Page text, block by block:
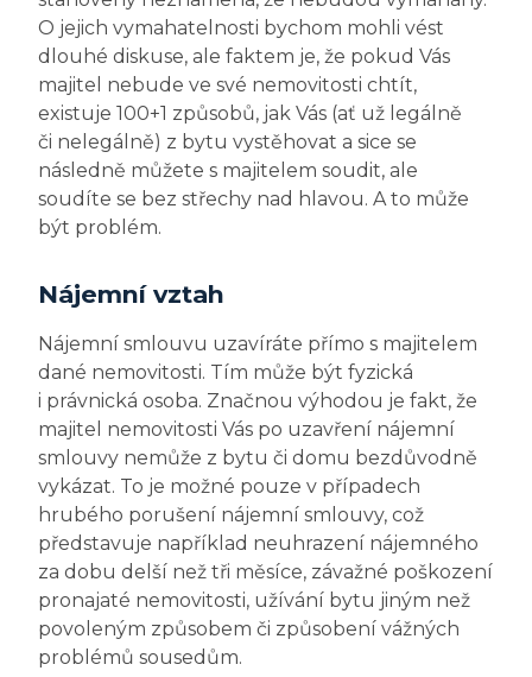
O jejich vymahatelnosti bychom mohli vést
dlouhé diskuse, ale faktem je, že pokud Vás
majitel nebude ve své nemovitosti chtít,
existuje 100+1 způsobů, jak Vás (ať už legálně
či nelegálně) z bytu vystěhovat a sice se
následně můžete s majitelem soudit, ale
soudíte se bez střechy nad hlavou. A to může
být problém.
Nájemní vztah
Nájemní smlouvu uzavíráte přímo s majitelem
dané nemovitosti. Tím může být fyzická
i právnická osoba. Značnou výhodou je fakt, že
majitel nemovitosti Vás po uzavření nájemní
smlouvy nemůže z bytu či domu bezdůvodně
vykázat. To je možné pouze v případech
hrubého porušení nájemní smlouvy, což
představuje například neuhrazení nájemného
za dobu delší než tři měsíce, závažné poškození
pronajaté nemovitosti, užívání bytu jiným než
povoleným způsobem či způsobení vážných
problémů sousedům.